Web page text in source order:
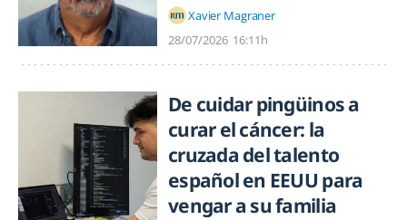
Xavier Magraner
28/07/2026 16:11h
De cuidar pingüinos a
curar el cáncer: la
cruzada del talento
español en EEUU para
vengar a su familia